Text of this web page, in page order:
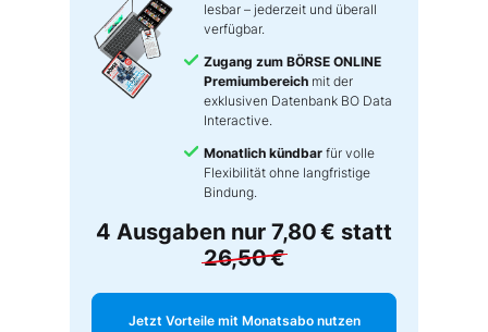
lesbar – jederzeit und überall
verfügbar.
Zugang zum BÖRSE ONLINE
Premiumbereich mit der
exklusiven Datenbank BO Data
Interactive.
Monatlich kündbar für volle
Flexibilität ohne langfristige
Bindung.
4 Ausgaben nur 7,80 € statt
26,50 €
Jetzt Vorteile mit Monatsabo nutzen